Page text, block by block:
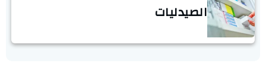
الصيدليات